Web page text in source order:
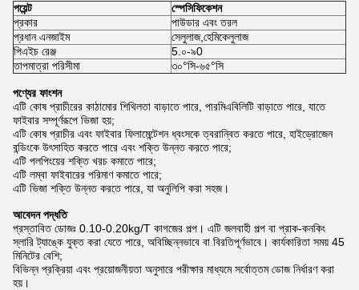
পয়েন্ট
স্পেসিফিকেশন
প্রকার
পাউডার এবং তরল
প্রধান এনজাইম
সেলুলাজ,হেমিকেলুলাজ
পিএইচ রেঞ্জ
5.০-৯0
তাপমাত্রা পরিসীমা
৩০°সি-৬৫°সি
পণ্যের ফাংশন
এটি কোষ প্রাচীরের কাঠামোর শিথিলতা বাড়াতে পারে, পারমিএবিলিটি বাড়াতে পারে, যাতে
ফাইবার সম্পূর্ণরূপে ভিজা হয়;
এটি কোষ প্রাচীর এবং ফাইবার ফিলামেন্টেশন ধ্বংসকে ত্বরান্বিত করতে পারে, হাইড্রোজেন
বন্ডিংকে উৎসাহিত করতে পারে এবং শক্তি উন্নত করতে পারে;
এটি পলপিংয়ের শক্তি খরচ কমাতে পারে;
এটি লম্বা ফাইবারের পরিমাণ কমাতে পারে;
এটি ভিজা শক্তি উন্নত করতে পারে, যা অনুলিপি করা সহজ।
আবেদন পদ্ধতি
প্রস্তাবিত ডোজঃ 0.10-0.20kg/T কাগজের পল্প। এটি জলবাহী পল্প বা প্রাক-কনকিং
স্লারি ট্যাঙ্কে যুক্ত করা যেতে পারে, অবিচ্ছিন্নভাবে বা বিরতিপূর্ণভাবে। কার্যকারিতা সময় 45
মিনিটের বেশি;
বিভিন্ন প্রক্রিয়া এবং প্রয়োজনীয়তা অনুসারে পরীক্ষার মাধ্যমে সর্বোত্তম ডোজ নির্ধারণ করা
হয়।